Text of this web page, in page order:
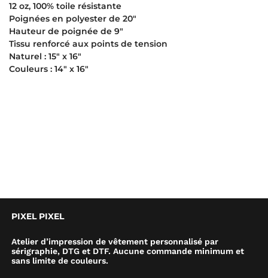
12 oz, 100% toile résistante
Poignées en polyester de 20″
Hauteur de poignée de 9″
Tissu renforcé aux points de tension
Naturel : 15″ x 16″
Couleurs : 14″ x 16″
PIXEL PIXEL
Atelier d’impression de vêtement personnalisé par
sérigraphie, DTG et DTF. Aucune commande minimum et
sans limite de couleurs.